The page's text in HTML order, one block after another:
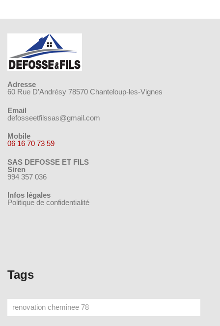
Adresse
60 Rue D’Andrésy 78570 Chanteloup-les-Vignes
Email
defosseetfilssas@gmail.com
Mobile
06 16 70 73 59
SAS DEFOSSE ET FILS
Siren
994 357 036
Infos légales
Politique de confidentialité
Tags